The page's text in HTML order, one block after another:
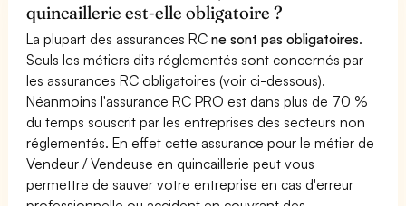
quincaillerie est-elle obligatoire ?
La plupart des assurances RCne sont pas obligatoires.
Seuls les métiers dits réglementés sont concernés par
les assurances RC obligatoires (voir ci-dessous).
Néanmoins l'assurance RC PRO est dans plus de 70 %
du temps souscrit par les entreprises des secteurs non
réglementés. En effet cette assurance pour le métier de
Vendeur / Vendeuse en quincaillerie peut vous
permettre de sauver votre entreprise en cas d'erreur